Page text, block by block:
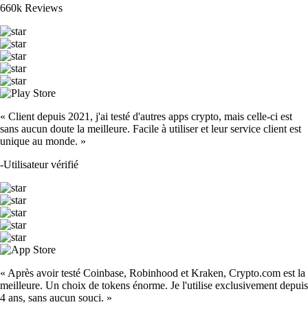
660k Reviews
« Client depuis 2021, j'ai testé d'autres apps crypto, mais celle-ci est
sans aucun doute la meilleure. Facile à utiliser et leur service client est
unique au monde. »
-Utilisateur vérifié
« Après avoir testé Coinbase, Robinhood et Kraken, Crypto.com est la
meilleure. Un choix de tokens énorme. Je l'utilise exclusivement depuis
4 ans, sans aucun souci. »